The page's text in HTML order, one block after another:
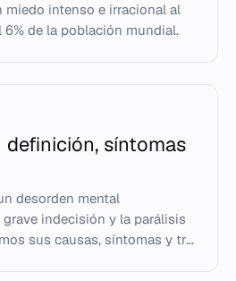
miedo intenso e irracional al
de la población mundial.
síntomas
desorden mental
indecisión y la parálisis
sus causas, síntomas y tr...